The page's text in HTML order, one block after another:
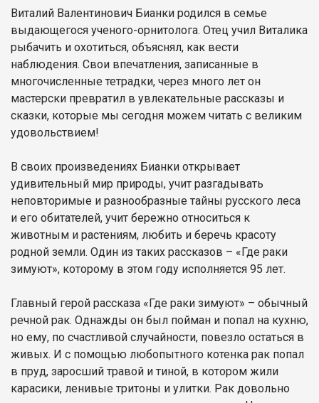
Виталий Валентинович Бианки родился в семье
выдающегося ученого-орнитолога. Отец учил Виталика
рыбачить и охотиться, объяснял, как вести
наблюдения. Свои впечатления, записанные в
многочисленные тетрадки, через много лет он
мастерски превратил в увлекательные рассказы и
сказки, которые мы сегодня можем читать с великим
удовольствием!
В своих произведениях Бианки открывает
удивительный мир природы, учит разгадывать
неповторимые и разнообразные тайны русского леса
и его обитателей, учит бережно относиться к
животным и растениям, любить и беречь красоту
родной земли. Один из таких рассказов – «Где раки
зимуют», которому в этом году исполняется 95 лет.
Главный герой рассказа «Где раки зимуют» – обычный
речной рак. Однажды он был пойман и попал на кухню,
но ему, по счастливой случайности, повезло остаться в
живых. И с помощью любопытного котенка рак попал
в пруд, заросший травой и тиной, в котором жили
карасики, ленивые тритоны и улитки. Рак довольно